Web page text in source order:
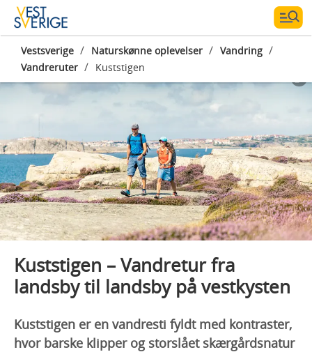
Vestsverige / Naturskønne oplevelser / Vandring /
Vandreruter / Kuststigen
Kuststigen – Vandretur fra
landsby til landsby på vestkysten
Kuststigen er en vandresti fyldt med kontraster,
hvor barske klipper og storslået skærgårdsnatur